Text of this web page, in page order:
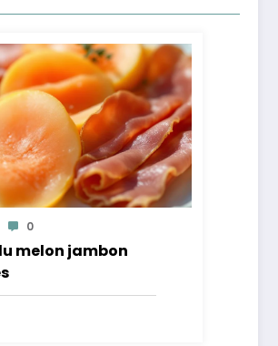
0
melon jambon